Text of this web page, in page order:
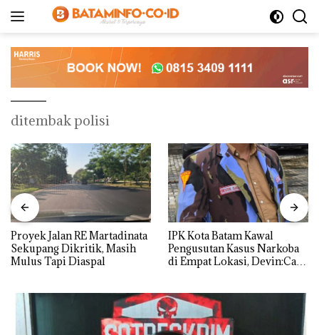
ditembak polisi
Proyek Jalan RE Martadinata
Sekupang Dikritik, Masih
Mulus Tapi Diaspal
IPK Kota Batam Kawal
Pengusutan Kasus Narkoba
di Empat Lokasi, Devin:Cari